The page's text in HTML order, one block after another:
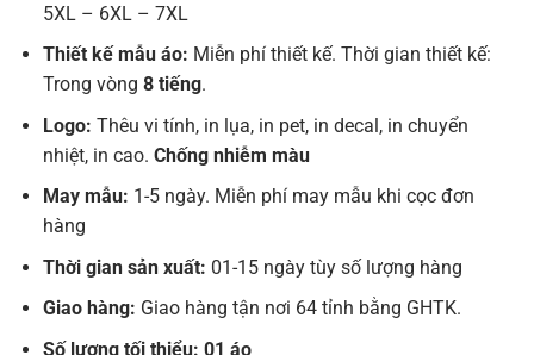
5XL – 6XL – 7XL
Thiết kế mẫu áo: Miễn phí thiết kế. Thời gian thiết kế:
Trong vòng 8 tiếng.
Logo: Thêu vi tính, in lụa, in pet, in decal, in chuyển
nhiệt, in cao. Chống nhiễm màu
May mẫu: 1-5 ngày. Miễn phí may mẫu khi cọc đơn
hàng
Thời gian sản xuất: 01-15 ngày tùy số lượng hàng
Giao hàng: Giao hàng tận nơi 64 tỉnh bằng GHTK.
Số lượng tối thiểu: 01 áo